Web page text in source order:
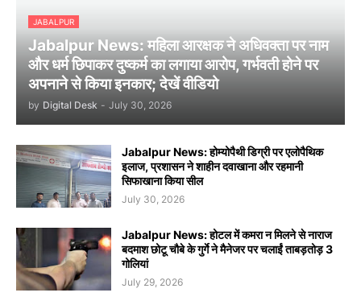
JABALPUR
Jabalpur News: महिला आरक्षक ने अधिवक्ता पर नाम
और धर्म छिपाकर दुष्कर्म का लगाया आरोप, गर्भवती होने पर
अपनाने से किया इनकार; देखें वीडियो
by Digital Desk - July 30, 2026
Jabalpur News: होम्योपैथी डिग्री पर एलोपैथिक
इलाज, प्रशासन ने शाहीन दवाखाना और रहमानी
सिफाखाना किया सील
July 30, 2026
Jabalpur News: होटल में कमरा न मिलने से नाराज
बदमाश छोटू चौबे के गुर्गे ने मैनेजर पर चलाईं ताबड़तोड़ 3
गोलियां
July 29, 2026